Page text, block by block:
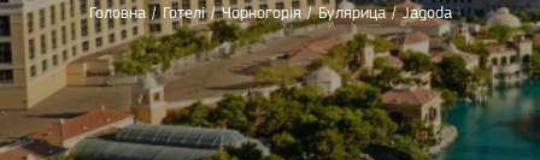
Головна / Готелі / Чорногорія / Булярица / Jagoda